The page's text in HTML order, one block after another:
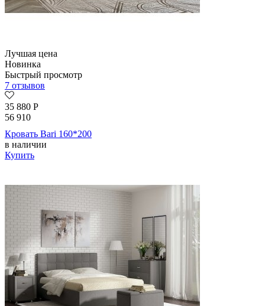
Лучшая цена
Новинка
Быстрый просмотр
7 отзывов
35 880 Р
56 910
Кровать Bari 160*200
в наличии
Купить